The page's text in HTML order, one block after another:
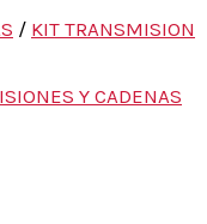
/ KIT TRANSMISION
Y CADENAS